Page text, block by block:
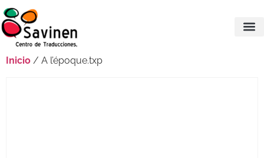
Inicio / A l’époque.txp